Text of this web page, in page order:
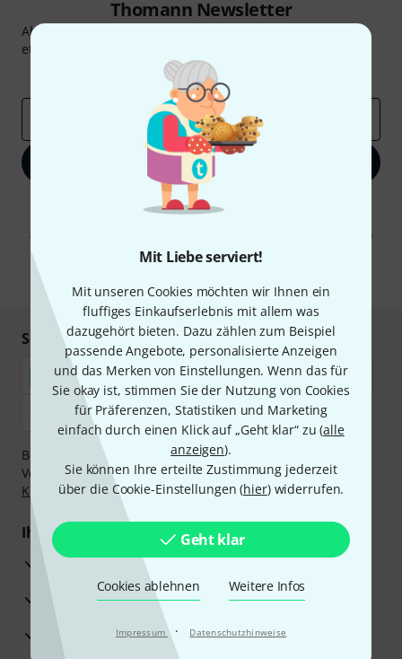
Mit Liebe serviert!
Mit unseren Cookies möchten wir Ihnen ein
fluffiges Einkaufserlebnis mit allem was
dazugehört bieten. Dazu zählen zum Beispiel
passende Angebote, personalisierte Anzeigen
und das Merken von Einstellungen. Wenn das für
Sie okay ist, stimmen Sie der Nutzung von Cookies
für Präferenzen, Statistiken und Marketing
einfach durch einen Klick auf „Geht klar“ zu (alle
anzeigen).
Sie können Ihre erteilte Zustimmung jederzeit
über die Cookie-Einstellungen (hier) widerrufen.
Geht klar
Cookies ablehnen Weitere Infos
Impressum · Datenschutzhinweise
Thomann Newsletter
Abonniere den Thomann Newsletter und gewinne mit
etwas Glück einen von
Inspirierende Beiträge
Deals
Jetzt anmelden
Mit Klick auf „Jetzt anmelden“ stimmen Sie dem Erhalt von E-Mail-
Werbung und einer Messung des E-Mail-Nutzungsverhaltens zu. Die
Abmeldung ist jederzeit möglich. Weitere Informationen finden Sie in
unseren
Datenschutzhinweisen
Sicher einkaufen & bezahlen
Bezahlen Sie vertraulich und sicher per Nachnahme,
Vorkasse, PayPal, Amazon Pay,Klarna Sofort bezahlen
Klarna Ratenzahlungoder Kreditkarte.
Ihre Vorteile
3 Jahre Thomann Garantie
30 Tage Money-Back-Garantie
Reparaturservice